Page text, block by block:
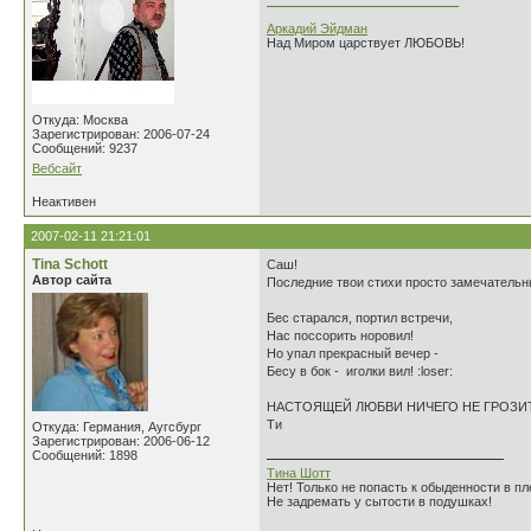
Откуда: Москва
Зарегистрирован: 2006-07-24
Сообщений: 9237
Вебсайт
Аркадий Эйдман
Над Миром царствует ЛЮБОВЬ!
Неактивен
2007-02-11 21:21:01
Tina Schott
Автор сайта
Откуда: Германия, Аугсбург
Зарегистрирован: 2006-06-12
Сообщений: 1898
Саш!
Последние твои стихи просто
Бес старался, портил встречи,
Нас поссорить норовил!
Но упал прекрасный вечер -
Бесу в бок - иголки вил! :loser:
НАСТОЯЩЕЙ ЛЮБВИ НИЧЕГО НЕ
Ти
Тина Шотт
Нет! Только не попасть к обыденности в
Не задремать у сытости в подушках!